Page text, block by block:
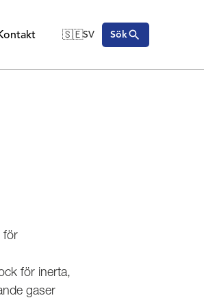
🇸🇪SV Sök
för
för inerta,
gaser